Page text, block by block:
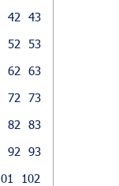
42
43
52
53
62
63
72
73
82
83
92
93
102